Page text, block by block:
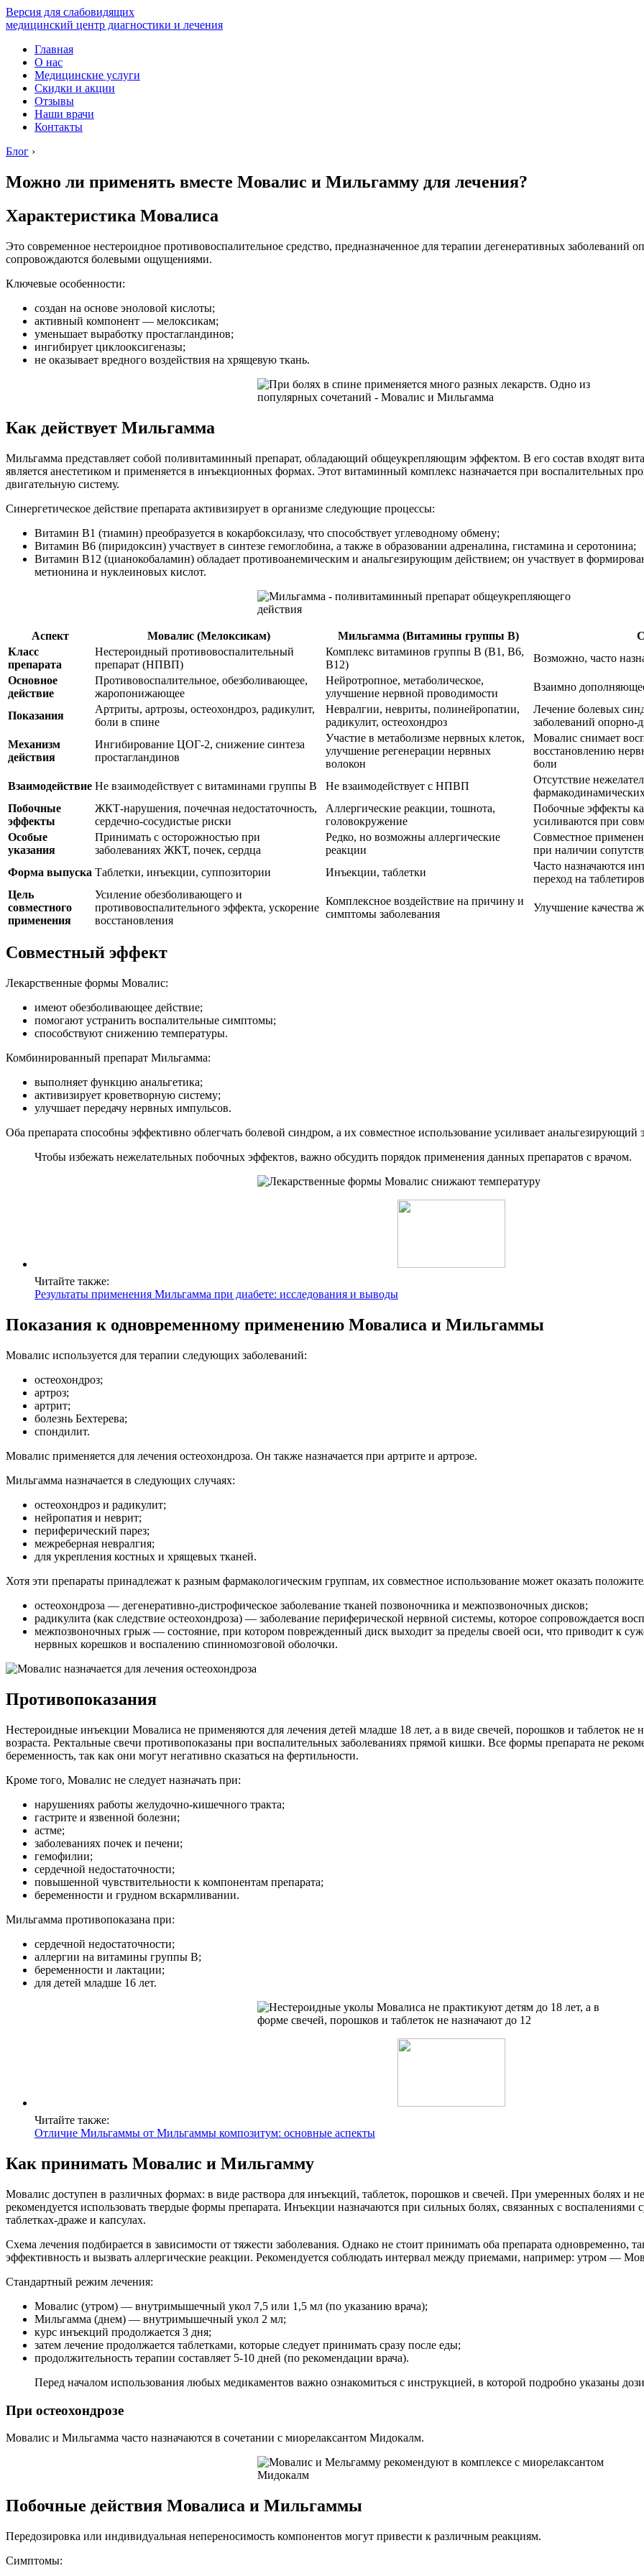
Версия для слабовидящих
медицинский центр диагностики и лечения
Главная
О нас
Медицинские услуги
Скидки и акции
Отзывы
Наши врачи
Контакты
Блог ›
Можно ли применять вместе Мовалис и Мильгамму для лечения?
Характеристика Мовалиса
Это современное нестероидное противовоспалительное средство, предназначенное для терапии дегенеративных заболеваний
сопровождаются болевыми ощущениями.
Ключевые особенности:
создан на основе эноловой кислоты;
активный компонент — мелоксикам;
уменьшает выработку простагландинов;
ингибирует циклооксигеназы;
не оказывает вредного воздействия на хрящевую ткань.
Как действует Мильгамма
Мильгамма представляет собой поливитаминный препарат, обладающий общеукрепляющим эффектом. В его состав входят
является анестетиком и применяется в инъекционных формах. Этот витаминный комплекс назначается при воспалительных
двигательную систему.
Синергетическое действие препарата активизирует в организме следующие процессы:
Витамин В1 (тиамин) преобразуется в кокарбоксилазу, что способствует углеводному обмену;
Витамин В6 (пиридоксин) участвует в синтезе гемоглобина, а также в образовании адреналина, гистамина и серотонина;
Витамин В12 (цианокобаламин) обладает противоанемическим и анальгезирующим действием; он участвует в
метионина и нуклеиновых кислот.
Аспект Мовалис (Мелоксикам) Мильгамма (Витамины группы B)
Класс
препарата
Нестероидный противовоспалительный
препарат (НПВП)
Комплекс витаминов группы B (B1, B6,
B12)
Возможно, часто
Основное
действие
Противовоспалительное, обезболивающее,
жаропонижающее
Нейротропное, метаболическое,
улучшение нервной проводимости
Взаимно
Показания
Артриты, артрозы, остеохондроз, радикулит,
боли в спине
Невралгии, невриты, полинейропатии,
радикулит, остеохондроз
Лечение болевых
заболеваний опорно-
Механизм
действия
Ингибирование ЦОГ-2, снижение синтеза
простагландинов
Участие в метаболизме нервных клеток,
улучшение регенерации нервных
волокон
Мовалис снимает
восстановлению
боли
Взаимодействие Не взаимодействует с витаминами группы B Не взаимодействует с НПВП
Отсутствие
Побочные
эффекты
ЖКТ-нарушения, почечная недостаточность,
сердечно-сосудистые риски
Аллергические реакции, тошнота,
головокружение
Побочные эффекты
усиливаются при
Особые
указания
Принимать с осторожностью при
заболеваниях ЖКТ, почек, сердца
Редко, но возможны аллергические
реакции
Совместное
при наличии
Форма выпуска Таблетки, инъекции, суппозитории Инъекции, таблетки
Часто назначаются
переход на
Цель
совместного
применения
Усиление обезболивающего и
противовоспалительного эффекта, ускорение
восстановления
Комплексное воздействие на причину и
симптомы заболевания
Улучшение качества
Совместный эффект
Лекарственные формы Мовалис:
имеют обезболивающее действие;
помогают устранить воспалительные симптомы;
способствуют снижению температуры.
Комбинированный препарат Мильгамма:
выполняет функцию анальгетика;
активизирует кроветворную систему;
улучшает передачу нервных импульсов.
Оба препарата способны эффективно облегчать болевой синдром, а их совместное использование усиливает анальгезирующий
Чтобы избежать нежелательных побочных эффектов, важно обсудить порядок применения данных препаратов с врачом.
Читайте также:
Результаты применения Мильгамма при диабете: исследования и выводы
Показания к одновременному применению Мовалиса и Мильгаммы
Мовалис используется для терапии следующих заболеваний:
остеохондроз;
артроз;
артрит;
болезнь Бехтерева;
спондилит.
Мовалис применяется для лечения остеохондроза. Он также назначается при артрите и артрозе.
Мильгамма назначается в следующих случаях:
остеохондроз и радикулит;
нейропатия и неврит;
периферический парез;
межреберная невралгия;
для укрепления костных и хрящевых тканей.
Хотя эти препараты принадлежат к разным фармакологическим группам, их совместное использование может оказать
остеохондроза — дегенеративно-дистрофическое заболевание тканей позвоночника и межпозвоночных дисков;
радикулита (как следствие остеохондроза) — заболевание периферической нервной системы, которое сопровождается
межпозвоночных грыж — состояние, при котором поврежденный диск выходит за пределы своей оси, что приводит к
нервных корешков и воспалению спинномозговой оболочки.
Противопоказания
Нестероидные инъекции Мовалиса не применяются для лечения детей младше 18 лет, а в виде свечей, порошков и таблеток не
возраста. Ректальные свечи противопоказаны при воспалительных заболеваниях прямой кишки. Все формы препарата не
беременность, так как они могут негативно сказаться на фертильности.
Кроме того, Мовалис не следует назначать при:
нарушениях работы желудочно-кишечного тракта;
гастрите и язвенной болезни;
астме;
заболеваниях почек и печени;
гемофилии;
сердечной недостаточности;
повышенной чувствительности к компонентам препарата;
беременности и грудном вскармливании.
Мильгамма противопоказана при:
сердечной недостаточности;
аллергии на витамины группы В;
беременности и лактации;
для детей младше 16 лет.
Читайте также:
Отличие Мильгаммы от Мильгаммы композитум: основные аспекты
Как принимать Мовалис и Мильгамму
Мовалис доступен в различных формах: в виде раствора для инъекций, таблеток, порошков и свечей. При умеренных болях и
рекомендуется использовать твердые формы препарата. Инъекции назначаются при сильных болях, связанных с воспалениями
таблетках-драже и капсулах.
Схема лечения подбирается в зависимости от тяжести заболевания. Однако не стоит принимать оба препарата одновременно,
эффективность и вызвать аллергические реакции. Рекомендуется соблюдать интервал между приемами, например: утром —
Стандартный режим лечения:
Мовалис (утром) — внутримышечный укол 7,5 или 1,5 мл (по указанию врача);
Мильгамма (днем) — внутримышечный укол 2 мл;
курс инъекций продолжается 3 дня;
затем лечение продолжается таблетками, которые следует принимать сразу после еды;
продолжительность терапии составляет 5-10 дней (по рекомендации врача).
Перед началом использования любых медикаментов важно ознакомиться с инструкцией, в которой подробно указаны
При остеохондрозе
Мовалис и Мильгамма часто назначаются в сочетании с миорелаксантом Мидокалм.
Побочные действия Мовалиса и Мильгаммы
Передозировка или индивидуальная непереносимость компонентов могут привести к различным реакциям.
Симптомы: